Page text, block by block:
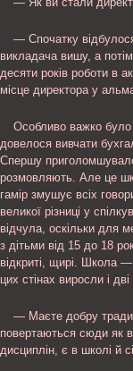
— Спочатку
викладача вишу, а
десяти років роботи в
місце директора у
Особливо важко було
довелося вивчати
Спершу
розмовляють. Але це
гамір змушує всіх
великої різниці у
відчула, оскільки для
з дітьми від 15 до 18
відкриті, щирі. Школа —
цих стінах виросли і
— Маєте добру
повертаються сюди як
дисциплін, є в школі й